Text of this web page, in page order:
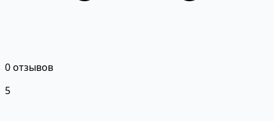
0 отзывов
5